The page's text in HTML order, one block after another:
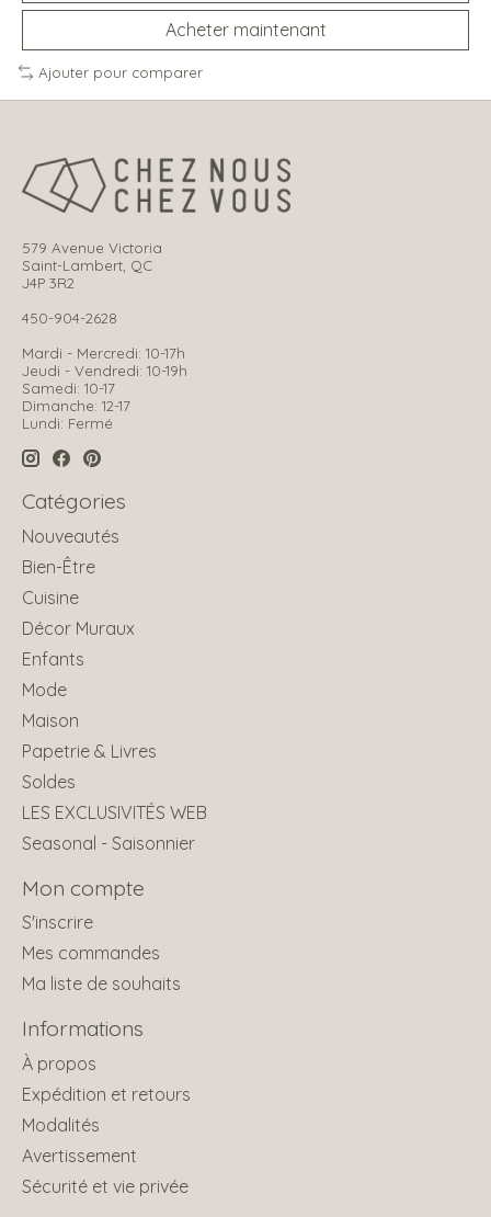
Acheter maintenant
Ajouter pour comparer
579 Avenue Victoria
Saint-Lambert, QC
J4P 3R2
450-904-2628
Mardi - Mercredi: 10-17h
Jeudi - Vendredi: 10-19h
Samedi: 10-17
Dimanche: 12-17
Lundi: Fermé
Catégories
Nouveautés
Bien-Être
Cuisine
Décor Muraux
Enfants
Mode
Maison
Papetrie & Livres
Soldes
LES EXCLUSIVITÉS WEB
Seasonal - Saisonnier
Mon compte
S'inscrire
Mes commandes
Ma liste de souhaits
Informations
À propos
Expédition et retours
Modalités
Avertissement
Sécurité et vie privée